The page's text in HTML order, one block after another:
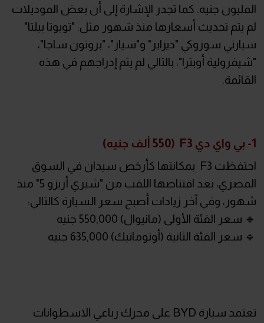
المليون جنيه. كما تجدر الإشارة إلى أن بعض الموديلات
لم يتم تحديث أسعارها منذ شهور مثل: "تويوتا بيلتا"
سيارتي سوزوكي "ديزاير" و"سياز"، "بروتون ساجا"،
"شيفرولية أوبترا"، بالتالي لم يتم إدراجهم في هذه
القائمة.
1- بي واي دي F3 (550 ألف جنيه)
احتفظت F3 بمكانتها كأرخص سيدان في السوق
المصري، بعد اقتناصها اللقب من "شيري أريزو 5" منذ
شهور، وفي آخر زيادات أصبح سعر السيارة كالتالي:
🔹 سعر الفئة الأولى (مانيوال) 550,000 جنيه
🔹 سعر الفئة الثانية (أوتوماتيك) 635,000 جنيه
تعتمد سيارة BYD على محرك رباعي الاسطوانات